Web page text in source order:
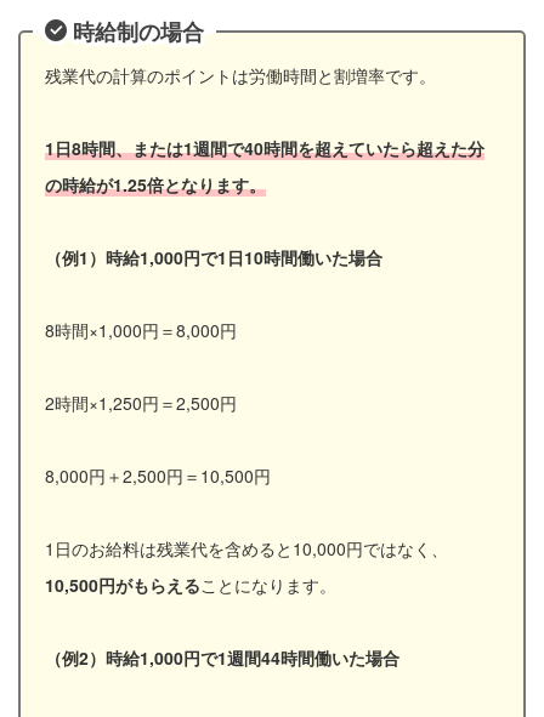
時給制の場合
残業代の計算のポイントは労働時間と割増率です。
1日8時間、または1週間で40時間を超えていたら超えた分
の時給が1.25倍となります。
（例1）時給1,000円で1日10時間働いた場合
8時間×1,000円＝8,000円
2時間×1,250円＝2,500円
8,000円＋2,500円＝10,500円
1日のお給料は残業代を含めると10,000円ではなく、
10,500円がもらえることになります。
（例2）時給1,000円で1週間44時間働いた場合